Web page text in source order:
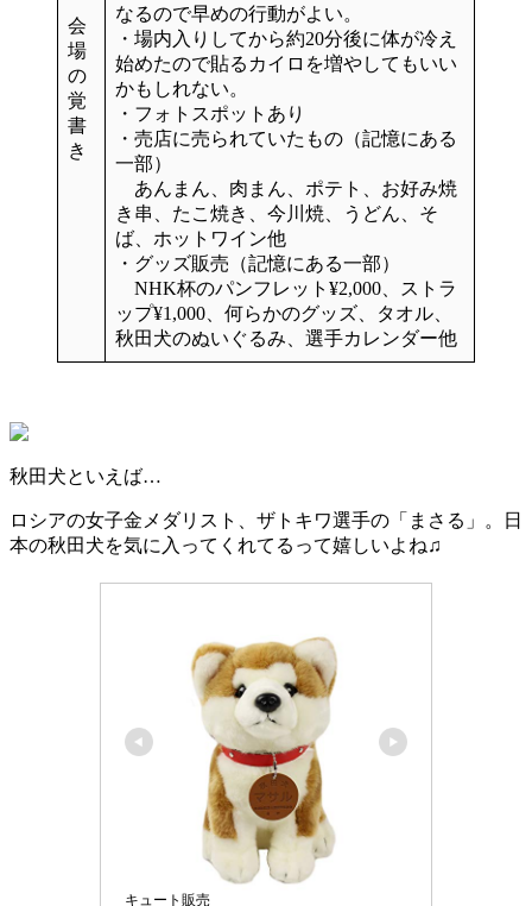
会
場
の
覚
書
き
なるので早めの行動がよい。
・場内入りしてから約20分後に体が冷え
始めたので貼るカイロを増やしてもいい
かもしれない。
・フォトスポットあり
・売店に売られていたもの（記憶にある
一部）
あんまん、肉まん、ポテト、お好み焼
き串、たこ焼き、今川焼、うどん、そ
ば、ホットワイン他
・グッズ販売（記憶にある一部）
NHK杯のパンフレット¥2,000、ストラ
ップ¥1,000、何らかのグッズ、タオル、
秋田犬のぬいぐるみ、選手カレンダー他
秋田犬といえば…
ロシアの女子金メダリスト、ザトキワ選手の「まさる」。日
本の秋田犬を気に入ってくれてるって嬉しいよね♫
キュート販売